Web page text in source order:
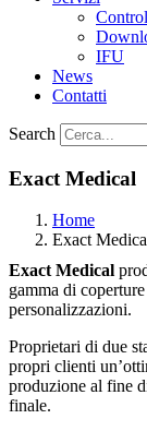
IFU
News
Contatti
Search
Exact Medical
Home
Exact
Exact Medical
gamma di
personalizzazioni.
Proprietari di due
propri clienti
produzione al fine
finale.